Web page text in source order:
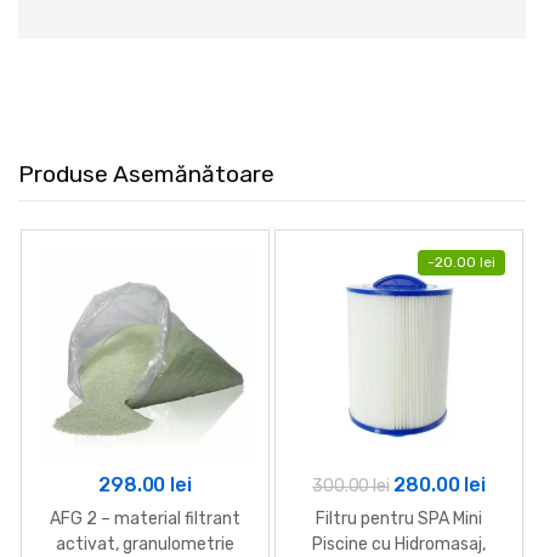
Produse Asemănătoare
298.00 lei
AFG 2 – material filtrant
activat, granulometrie
-20.00 lei
300.00lei Prețul
inițial
a
280.00 leiPrețul
este:
Filtru pentru SPA Mini
Piscine cu Hidromasaj,